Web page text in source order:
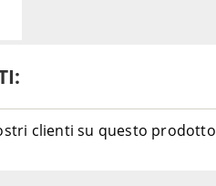
clienti su questo